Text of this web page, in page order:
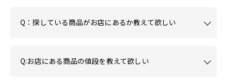
Q：探している商品がお店にあるか教えて欲しい
Q:お店にある商品の値段を教えて欲しい